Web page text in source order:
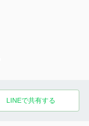
LINEで共有する